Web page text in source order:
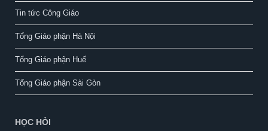
Tin tức Công Giáo
Tổng Giáo phận Hà Nội
Tổng Giáo phận Huế
Tổng Giáo phận Sài Gòn
HỌC HỎI